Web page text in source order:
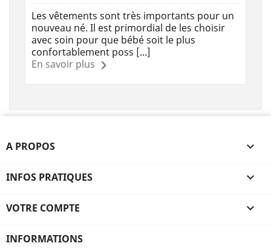
Les vêtements sont très importants pour un
nouveau né. Il est primordial de les choisir
avec soin pour que bébé soit le plus
confortablement poss [...]
En savoir plus
A PROPOS 
INFOS PRATIQUES 
VOTRE COMPTE 
INFORMATIONS